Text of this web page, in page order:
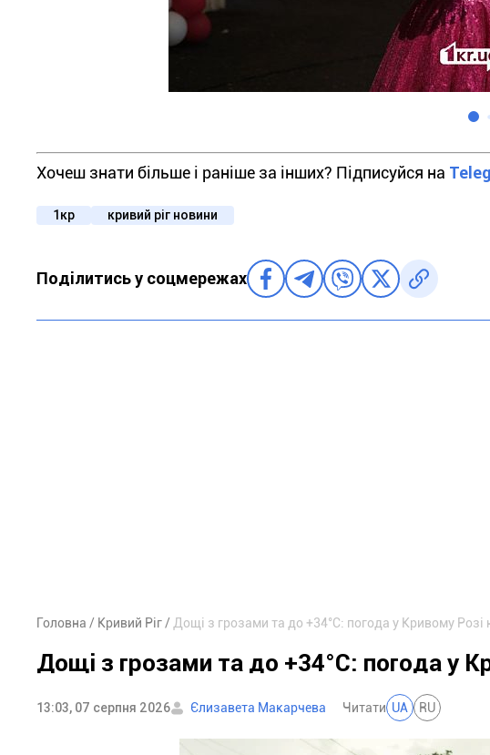
Хочеш знати більше і раніше за інших? Підписуйся на
1кр кривий ріг новини
Поділитись у соцмережах
Головна Кривий Ріг Дощі з грозами та до +34°С: погода у Кривому Розі
Дощі з грозами та до +34°С: погода у
13:03, 07 серпня 2026 Єлизавета Макарчева Читати UA RU